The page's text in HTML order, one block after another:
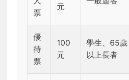
票
元
優
待
票
100
元
學生、65歲
以上長者